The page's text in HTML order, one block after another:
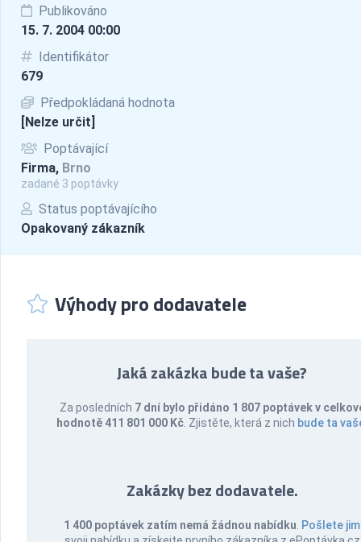
Publikováno
15. 7. 2004 00:00
Identifikátor
679
Předpokládaná hodnota
[Nelze určit]
Poptávající
Firma, Brno
zadané 3 poptávky
Status poptávajícího
Opakovaný zákazník
Výhody pro dodavatele
Jaká zakázka bude ta vaše?
Za posledních 7 dní bylo přidáno 1 807 poptávek v
hodnotě 411 801 000 Kč . Zjistěte, která z nich bude ta
Zakázky bez dodavatele.
1 400 poptávek zatím nemá žádnou nabídku Pošlete jim